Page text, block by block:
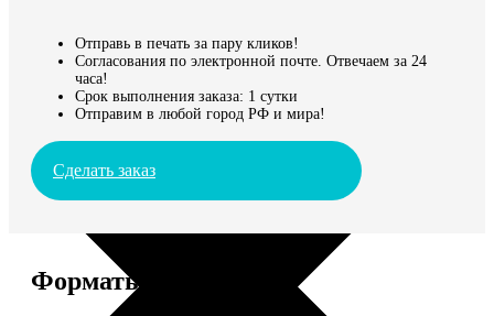
Отправь в печать за пару кликов!
Согласования по электронной почте. Отвечаем за 24
часа!
Срок выполнения заказа: 1 сутки
Отправим в любой город РФ и мира!
Сделать заказ
Форматы и цены